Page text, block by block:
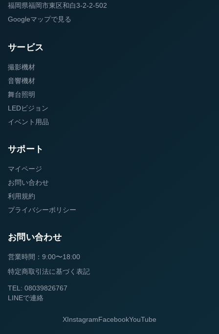
福岡県福岡市東区和白3-2-2-502
Googleマップで見る
サービス
撮影機材
音響機材
舞台照明
LEDビジョン
イベント用品
サポート
マイページ
お問い合わせ
利用規約
プライバシーポリシー
お問い合わせ
営業時間：9:00〜18:00
特定商取引法に基づく表記
TEL: 08039826767
LINEで連絡
XInstagramFacebookYouTube